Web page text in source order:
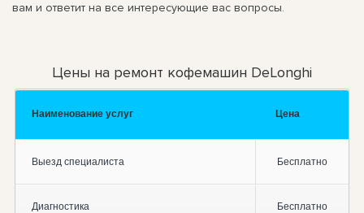
вам и ответит на все интересующие вас вопросы.
Цены на ремонт кофемашин DeLonghi
Наименование услуг Цена
Выезд специалиста Бесплатно
Диагностика Бесплатно